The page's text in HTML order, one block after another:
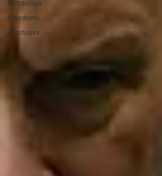
Metodología
Periodismo
IA Inclusiva